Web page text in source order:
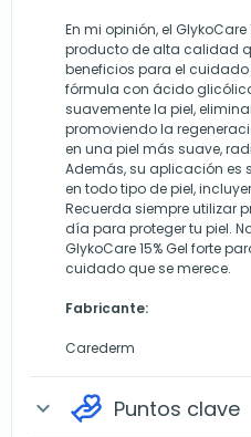
En mi opinión, el GlykoCare
producto de alta calidad
beneficios para el
fórmula con ácido
suavemente la piel,
promoviendo la
en una piel más suave,
Además, su aplicación es
en todo tipo de piel,
Recuerda siempre utilizar
día para proteger tu piel.
GlykoCare 15% Gel forte
cuidado que se merece.
Fabricante:
Carederm
expand_more Puntos clave